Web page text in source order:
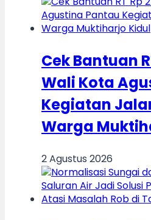
Cek Bantuan
Wali Kota
Kegiatan
Warga
2 Agustus 2026